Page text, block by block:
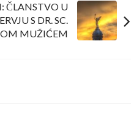
ČLANSTVO U
S DR. SC.
MUŽIĆEM